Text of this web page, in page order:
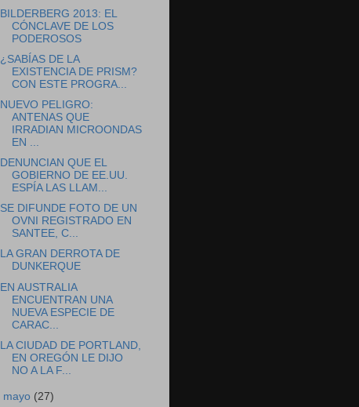
BILDERBERG 2013: EL
CÓNCLAVE DE LOS
PODEROSOS
¿SABÍAS DE LA
EXISTENCIA DE PRISM?
CON ESTE PROGRA...
NUEVO PELIGRO:
ANTENAS QUE
IRRADIAN MICROONDAS
EN ...
DENUNCIAN QUE EL
GOBIERNO DE EE.UU.
ESPÍA LAS LLAM...
SE DIFUNDE FOTO DE UN
OVNI REGISTRADO EN
SANTEE, C...
LA GRAN DERROTA DE
DUNKERQUE
EN AUSTRALIA
ENCUENTRAN UNA
NUEVA ESPECIE DE
CARAC...
LA CIUDAD DE PORTLAND,
EN OREGÓN LE DIJO
NO A LA F...
mayo (27)